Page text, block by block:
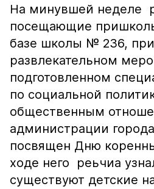
На минувшей неделе
посещающие
базе школы № 236,
развлекательном
подготовленном
по социальной
общественным
администрации
посвящен Дню
ходе него реьчиа
существуют детские